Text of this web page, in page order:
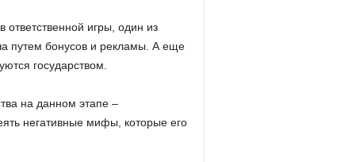
игры, один из
путем бонусов и рекламы. А еще
государством.
на данном этапе –
негативные мифы, которые его